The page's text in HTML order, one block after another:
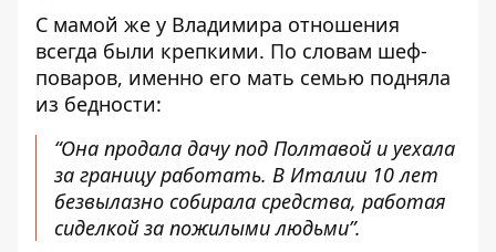
С мамой же у Владимира отношения
всегда были крепкими. По словам шеф-
поваров, именно его мать семью подняла
из бедности:
“Она продала дачу под Полтавой и уехала
за границу работать. В Италии 10 лет
безвылазно собирала средства, работая
сиделкой за пожилыми людьми”.